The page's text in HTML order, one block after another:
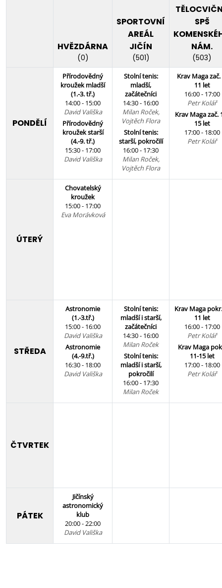
HVĚZDÁRNA
(0)
SPORTOVNÍ
AREÁL
JIČÍN
(501)
SPŠ
NÁM.
(503)
PONDĚLÍ
Přírodovědný
kroužek mladší
(1.-3. tř.)
14:00 - 15:00
David Vališka
Přírodovědný
kroužek starší
(4.-9. tř.)
15:30 - 17:00
David Vališka
Stolní tenis:
mladší,
začátečníci
14:30 - 16:00
Milan Roček,
Vojtěch Flora
Stolní tenis:
starší, pokročilí
16:00 - 17:30
Milan Roček,
Vojtěch Flora
Krav Maga zač.
11 let
16:00 - 17:00
Petr Kolář
Krav Maga zač.
15 let
17:00 - 18:00
Petr Kolář
ÚTERÝ
Chovatelský
kroužek
15:00 - 17:00
Eva Morávková
STŘEDA
Astronomie
(1.-3.tř.)
15:00 - 16:00
David Vališka
Astronomie
(4.-9.tř.)
16:30 - 18:00
David Vališka
Stolní tenis:
mladší i starší,
začátečníci
14:30 - 16:00
Milan Roček
Stolní tenis:
mladší i starší,
pokročilí
16:00 - 17:30
Milan Roček
Krav Maga
11 let
16:00 - 17:00
Petr Kolář
Krav Maga
11-15 let
17:00 - 18:00
Petr Kolář
ČTVRTEK
PÁTEK
Jičínský
astronomický
klub
20:00 - 22:00
David Vališka